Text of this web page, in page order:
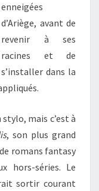
enneigées
d’Ariège, avant de
revenir à ses
racines et de
s’installer dans la
mais c’est à
, son plus grand
romans fantasy
hors-séries. Le
sortir courant